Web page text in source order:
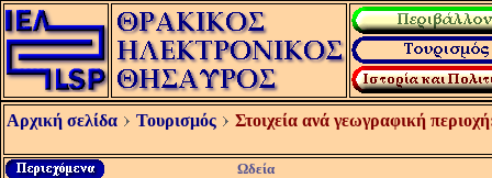
Αρχική σελίδα Τουρισμός Στοιχεία ανά γεωγραφική
Ωδεία